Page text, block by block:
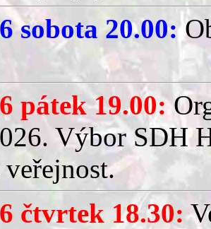
sobota 20.00:
pátek 19.00:
Výbor SDH
čtvrtek 18.30: